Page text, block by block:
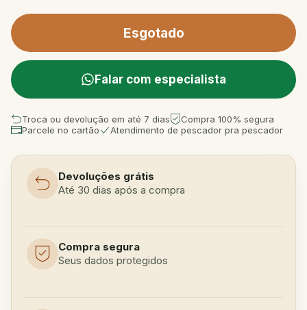
Falar com especialista
Troca ou devolução em até 7 dias
Compra 100% segura
Parcele no cartão
Atendimento de pescador pra pescador
Devoluções grátis
Até 30 dias após a compra
Compra segura
Seus dados protegidos